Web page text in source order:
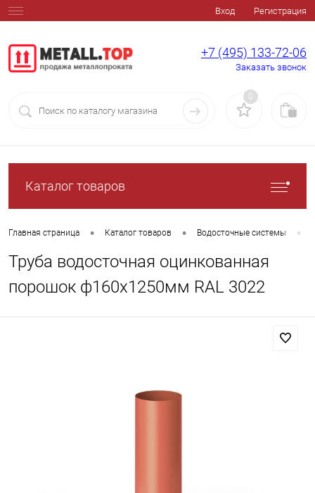
Вход Регистрация
+7 (495) 133-72-06
Заказать звонок
0
Каталог товаров
Главная страница • Каталог товаров • Водосточные системы •
Труба водосточная оцинкованная
порошок ф160х1250мм RAL 3022